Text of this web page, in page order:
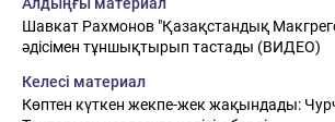
Шавкат Рахмонов "Қазақстандық
әдісімен тұншықтырып тастады (ВИДЕО)
Келесі материал
Көптен күткен жекпе-жек жақындады: